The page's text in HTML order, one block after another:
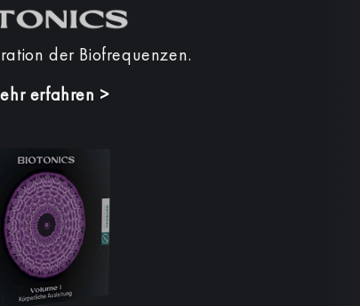
der Biofrequenzen.
erfahren >